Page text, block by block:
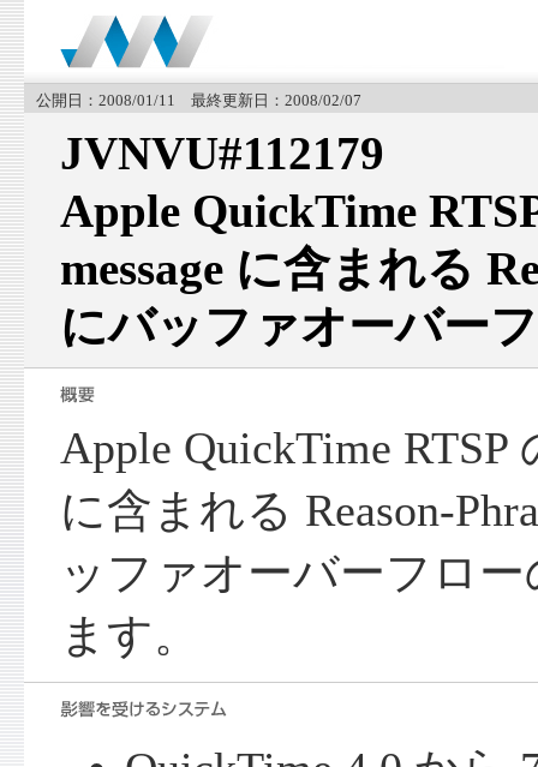
公開日：2008/01/11 最終更新日：2008/02/07
JVNVU#112179
Apple QuickTime
message に含まれる
にバッファオーバー
Apple QuickTime RTSP
に含まれる Reason-
ッファオーバーフロ
ます。